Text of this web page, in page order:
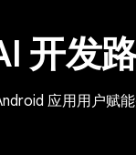
开发
应用用户赋